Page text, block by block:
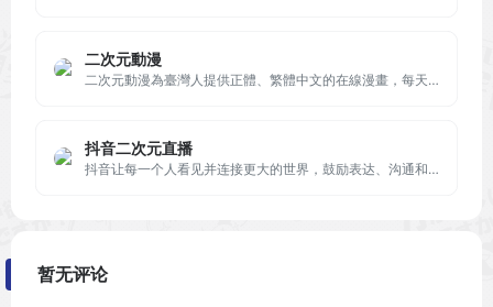
二次元動漫
二次元動漫為臺灣人提供正體、繁體中文的在線漫畫，每天24小時立即收錄最新更新、推出新番、連載漫畫、同人誌、並提供完整的漫畫試看以及漫畫情報資訊，動漫活動情報資訊一覽。二次元動漫提供之漫畫完全免費供使用者線上瀏覽、試看，並且與多家動漫網站合作協力推廣ACG文化，為繪師以及小說作家提供一個發佈分享交流平台
抖音二次元直播
抖音让每一个人看见并连接更大的世界，鼓励表达、沟通和记录，激发创造，丰富人们的精神世界，让现实生活更美好。
暂无评论